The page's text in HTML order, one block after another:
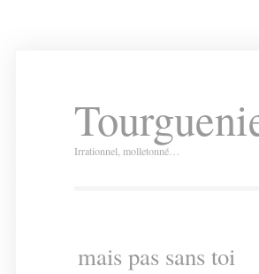
Irrationnel, molletonné…
mais pas sans toi